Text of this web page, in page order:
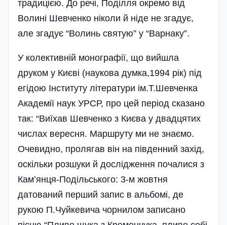
традицією. До речі, Поділля окремо від
Волині Шевченко ніколи й ніде не згадує,
але згадує “Волинь святую” у “Варнаку”.
У колективній монографії, що вийшла
друком у Києві (наукова думка,1994 рік) під
егідою Інституту літератури ім.Т.Шевченка
Академії наук УРСР, про цей період сказано
так: “Виїхав Шевченко з Києва у двадцятих
числах вересня. Маршруту ми не знаємо.
Очевидно, пролягав він на південний захід,
оскільки розшуки й дослідження почалися з
Кам’янця-Подільського: 3-м жовтня
датований перший запис в альбомі, де
рукою П.Чуйкевича чорнилом записано